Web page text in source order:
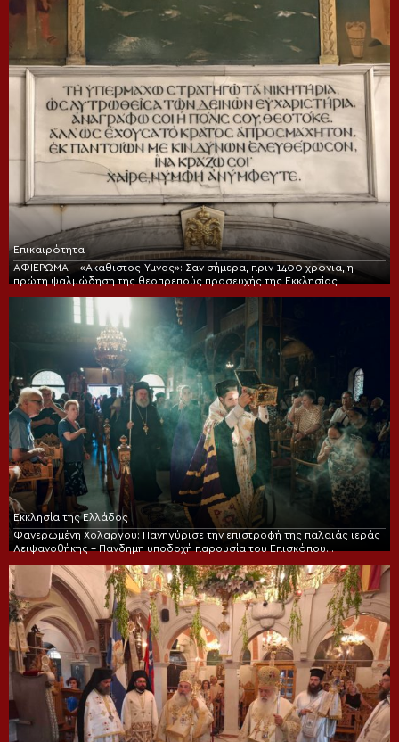
Επικαιρότητα
ΑΦΙΕΡΩΜΑ – «Ακάθιστος Ύμνος»: Σαν σήμερα, πριν 1400 χρόνια, η
πρώτη ψαλμώδηση της θεοπρεπούς προσευχής της Εκκλησίας
Εκκλησία της Ελλάδος
Φανερωμένη Χολαργού: Πανηγύρισε την επιστροφή της παλαιάς ιεράς
Λειψανοθήκης – Πάνδημη υποδοχή παρουσία του Επισκόπου